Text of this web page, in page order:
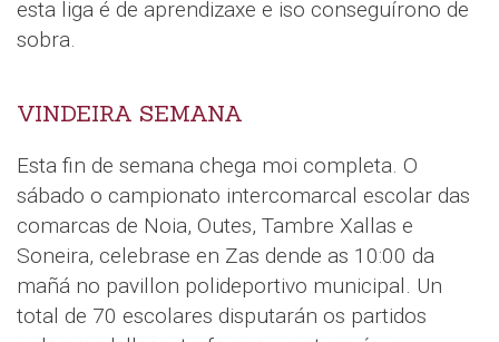
esta liga é de aprendizaxe e iso conseguírono de
sobra.
VINDEIRA SEMANA
Esta fin de semana chega moi completa. O
sábado o campionato intercomarcal escolar das
comarcas de Noia, Outes, Tambre Xallas e
Soneira, celebrase en Zas dende as 10:00 da
mañá no pavillon polideportivo municipal. Un
total de 70 escolares disputarán os partidos